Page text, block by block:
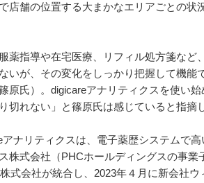
店舗の位置する大まかなエリアごとの状
薬指導や在宅医療、リフィル処方箋など
いが、その変化をしっかり把握して機
原氏）。digicareアナリティクスを使い
切れない」と篠原氏は感じていると指摘
ナリティクスは、電子薬歴システムで
株式会社（PHCホールディングスの事
式会社が統合し、2023年４月に新会社